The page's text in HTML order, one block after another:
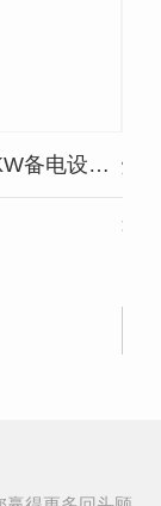
中国铁塔股份有限公司移动基站15KW备电设备顺利交付
项目